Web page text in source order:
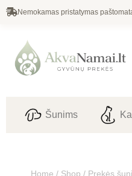
Nemokamas pristatymas
Šunims
Home / Shop / Prekės